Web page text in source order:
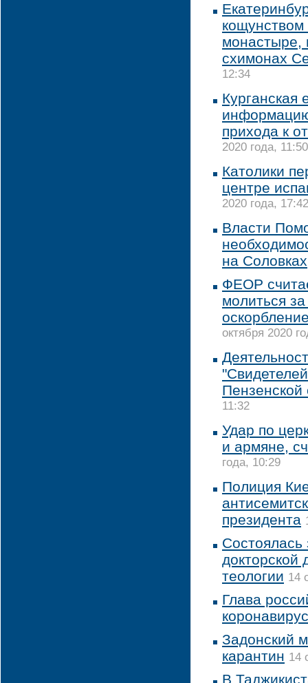
кощунством
монастыре,
схимонах
12:34
Курганская
прихода к
2020 года, 11:50
Католики
центре
2020 года, 17:42
Власти
на Соловках
ФЕОР
молиться
октября 2020
Пензенской
11:32
Удар по
и армяне,
года, 10:29
Полиция
президента
докторской
теологии 14
Глава
Задонский
карантин 14
В